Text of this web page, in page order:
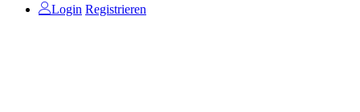
Login Registrieren